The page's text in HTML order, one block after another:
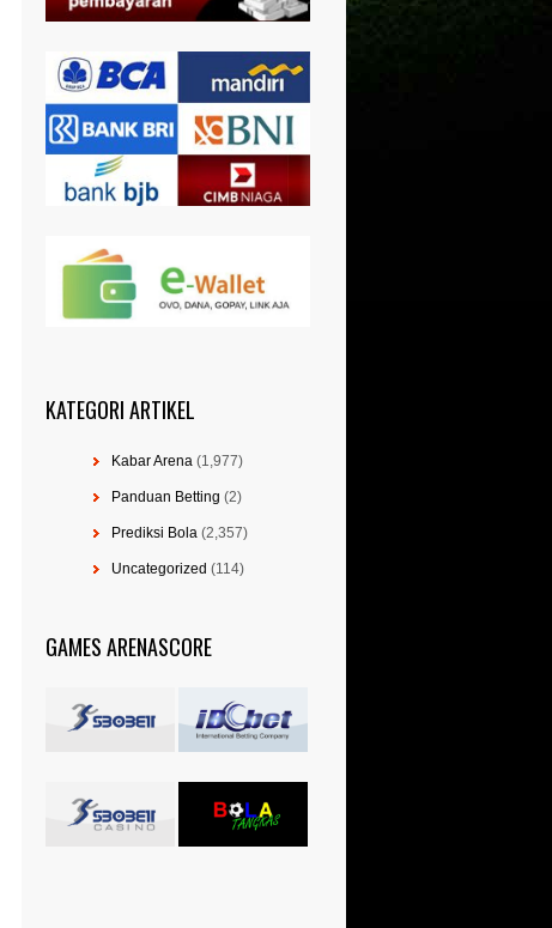
KATEGORI ARTIKEL
Kabar Arena (1,977)
Panduan Betting (2)
Prediksi Bola (2,357)
Uncategorized (114)
GAMES ARENASCORE